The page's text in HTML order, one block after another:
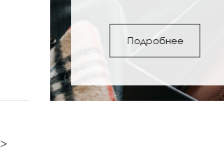
Женские сапоги и полусапожки: с
чем носить и как выбрать
Подробнее
>